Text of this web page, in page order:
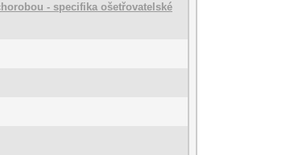
- specifika ošetřovatelské